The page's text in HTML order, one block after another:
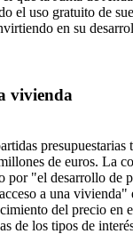
el uso gratuito de
en su
vivienda
de euros. La
por "el desarrollo de
a una vivienda"
del precio en
de los tipos de